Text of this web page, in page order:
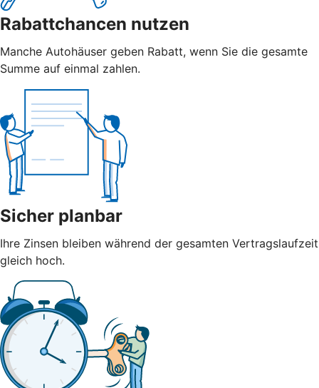
Rabattchancen nutzen
Manche Autohäuser geben Rabatt, wenn Sie die gesamte
Summe auf einmal zahlen.
Sicher planbar
Ihre Zinsen bleiben während der gesamten Vertragslaufzeit
gleich hoch.